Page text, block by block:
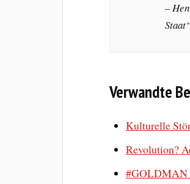
–
Verwandte
Kulturelle
Revolution?
#GOLDMAN